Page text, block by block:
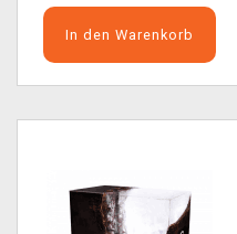
In den Warenkorb